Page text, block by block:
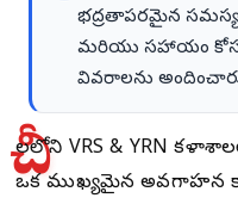
భద్రతాపరమైన
మరియు సహాయం కోసం
వివరాలను
రాలలోని VRS & YRN
ఒక ముఖ్యమైన అవగాహన